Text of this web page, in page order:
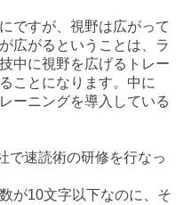
ですが、視野は広がって
広がるということは、ラ
中に視野を広げるトレー
ことになります。中に
ーニングを導入している
で速読術の研修を行なっ
が10文字以下なのに、そ